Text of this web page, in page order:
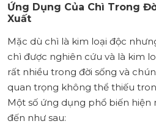
Ứng Dụng Của Chì Trong
Xuất
Mặc dù chì là kim loại độc
chì được nghiên cứu và là kim
rất nhiều trong đời sống và
quan trọng không thể thiếu
Một số ứng dụng phổ biến hiện
đến như sau: